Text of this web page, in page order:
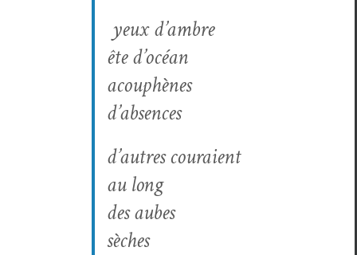
yeux d’ambre
ête d’océan
acouphènes
d’absences
d’autres couraient
au long
des aubes
sèch­es